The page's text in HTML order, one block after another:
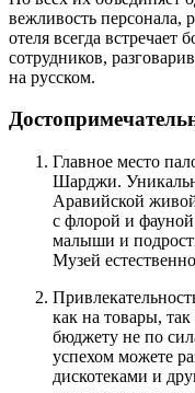
вежливость персонала,
отеля всегда встречает
сотрудников,
на русском.
Главное место
Шарджи.
Аравийской
с флорой и
малыши и
Музей
как на товары,
бюджету не по
успехом можете
дискотеками и